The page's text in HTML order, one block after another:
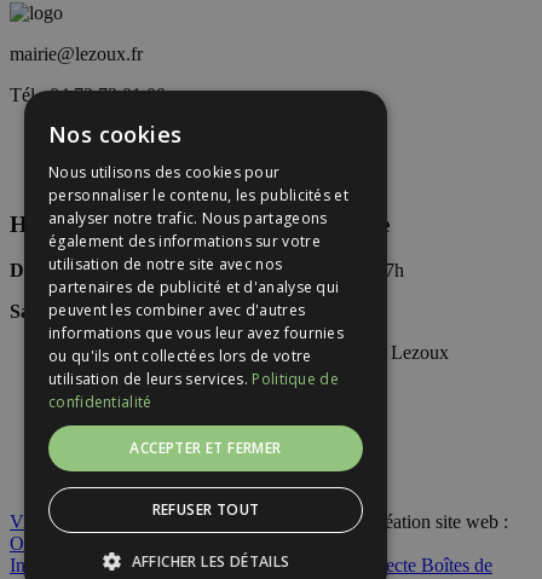
mairie@lezoux.fr
Tél : 04 73 73 01 00
Horaires d’accueil du public en Mairie
Du Lundi au vendredi: 8h30-12h30 / 13h30-17h
Samedi:(Permanence)9h-12h
Accueil
Mentions légales
Plan du site
Ville de Lezoux
2026. Tous droits réservés. Création site web :
Overscan
Inscription Registre personnes isolées 2026
Collecte Boîtes de
Nos cookies
Nous utilisons des cookies pour
personnaliser le contenu, les publicités et
analyser notre trafic. Nous partageons
également des informations sur votre
utilisation de notre site avec nos
partenaires de publicité et d'analyse qui
peuvent les combiner avec d'autres
informations que vous leur avez fournies
ou qu'ils ont collectées lors de votre
utilisation de leurs services. Politique de
confidentialité
ACCEPTER ET FERMER
REFUSER TOUT
AFFICHER LES DÉTAILS